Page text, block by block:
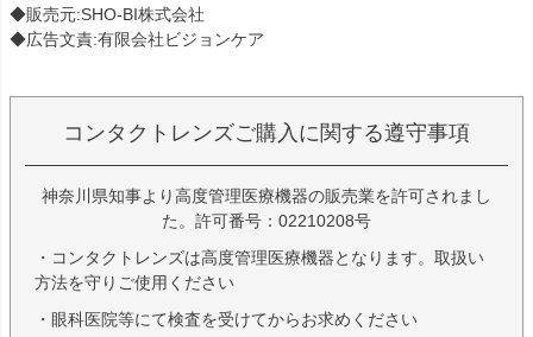
◆販売元:SHO-BI株式会社
◆広告文責:有限会社ビジョンケア
コンタクトレンズご購入に関する遵守事項
神奈川県知事より高度管理医療機器の販売業を許可されまし
た。許可番号：02210208号
・コンタクトレンズは高度管理医療機器となります。取扱い
方法を守りご使用ください
・眼科医院等にて検査を受けてからお求めください